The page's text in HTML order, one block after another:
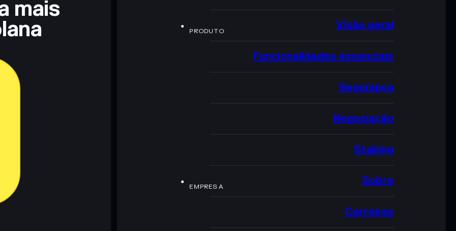
mais
PRODUTO Visão geral
Funcionalidades essenciais
Segurança
Negociação
Staking
EMPRESA Sobre
Carreiras